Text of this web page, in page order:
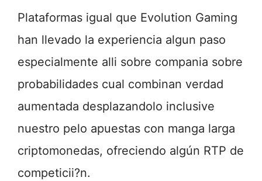
Plataformas igual que Evolution Gaming
han llevado la experiencia algun paso
especialmente alli sobre compania sobre
probabilidades cual combinan verdad
aumentada desplazandolo inclusive
nuestro pelo apuestas con manga larga
criptomonedas, ofreciendo algún RTP de
competicii?n.